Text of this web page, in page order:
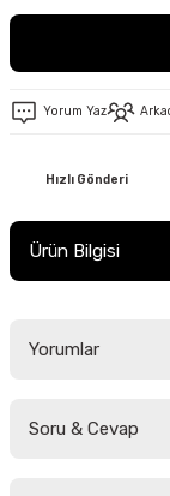
Yorum Yaz
Hızlı Gönderi
Ürün Bilgisi
Yorumlar
Soru & Cevap